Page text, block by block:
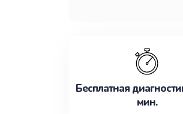
Бесплатная
мин.